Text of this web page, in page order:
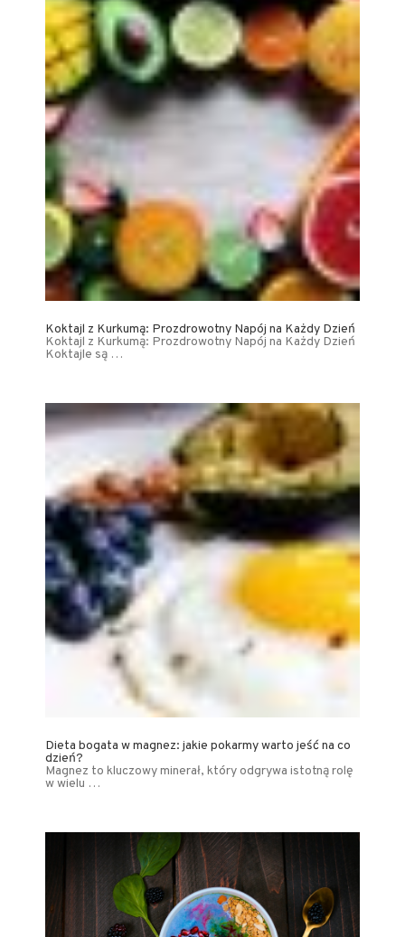
Koktajl z Kurkumą: Prozdrowotny Napój na Każdy Dzień
Koktajl z Kurkumą: Prozdrowotny Napój na Każdy Dzień
Koktajle są …
Dieta bogata w magnez: jakie pokarmy warto jeść na co
dzień?
Magnez to kluczowy minerał, który odgrywa istotną rolę
w wielu …